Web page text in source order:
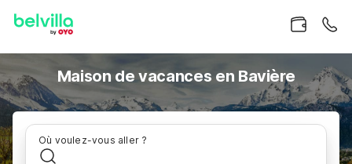
Maison de vacances en Bavière
Où voulez-vous aller ?